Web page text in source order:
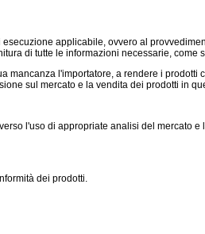
applicabile, ovvero al
di tutte le informazioni necessarie, come
l'importatore, a rendere i
sul mercato e la vendita dei prodotti in
l'uso di appropriate analisi del mercato
dei prodotti.